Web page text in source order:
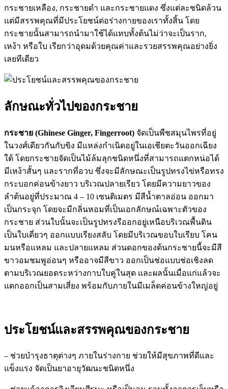
กระชายเหลือง, กระชายดำ และกระชายแดง ซึ่งแต่ละชนิดล้วน
แต่มีสรรพคุณที่มีประโยชน์ต่อร่างกายของเราทั้งสิ้น โดย
กระชายนั้นสามารถนำมาใช้ได้แทบทั้งต้นไม่ว่าจะเป็นราก,
เหง้า หรือใบ เรียกว่าอุดมด้วยคุณค่าและรวยสรรพคุณอย่างยิ่ง
เลยทีเดียว
ลักษณะทั่วไปของกระชาย
กระชาย (Ghinese Ginger, Fingerroot) จัดเป็นพืชสมุนไพรที่อยู่
ในวงศ์เดียวกันกับขิง มีแหล่งกำเนิดอยู่ในเอเชียตะวันออกเฉียง
ใต้ โดยกระชายจัดเป็นไม้ล้มลุกชนิดหนึ่งที่สามารถแตกหน่อได้
มีเหง้าสั้นๆ และรากที่อวบ ซึ่งจะมีลักษณะเป็นรูปทรงไข่หรือทรง
กระบอกค่อนข้างยาว บริเวณปลายเรียว โดยมีความยาวของ
ลำต้นอยู่ที่ประมาณ 4 – 10 เซนติเมตร มีสีน้ำตาลอ่อน ออกมา
เป็นกระจุก โดยจะมีกลิ่นหอมที่เป็นเอกลักษณ์เฉพาะตัวของ
กระชาย ส่วนใบนั้นจะเป็นรูปทรงรีออกอยู่เหนือบริเวณพื้นดิน
เป็นใบเดี่ยวๆ ออกแบบเรียงสลับ โดยมีบริเวณขอบใบเรียบ โคน
มนหรือแหลม และปลายแหลม ส่วนดอกของต้นกระชายนี้จะมีสี
ขาวอมชมพูอ่อนๆ หรืออาจมีสีขาว ออกเป็นช่อแบบช่อเชิงลด
ตามบริเวณยอดระหว่างกาบใบคู่ในสุด และผลนั้นเมื่อแก่แล้วจะ
แตกออกเป็นสามเสี่ยง พร้อมกับภายในมีเมล็ดค่อนข้างใหญ่อยู่
ประโยชน์และสรรพคุณของกระชาย
– ช่วยบำรุงธาตุต่างๆ ภายในร่างกาย ช่วยให้มีสุขภาพที่ดีและ
แข็งแรง จัดเป็นยาอายุวัฒนะชนิดหนึ่ง